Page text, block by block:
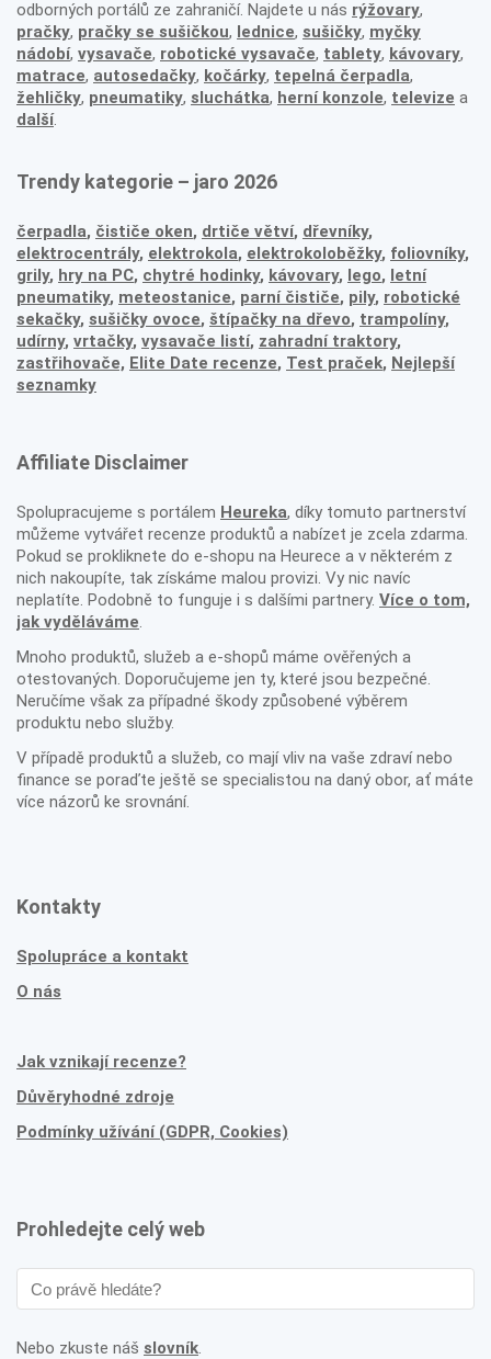
odborných portálů ze zahraničí. Najdete u nás rýžovary,
pračky, pračky se sušičkou, lednice, sušičky, myčky
nádobí, vysavače, robotické vysavače, tablety, kávovary,
matrace, autosedačky, kočárky, tepelná čerpadla,
žehličky, pneumatiky, sluchátka, herní konzole, televize a
další.
Trendy kategorie – jaro 2026
čerpadla, čističe oken, drtiče větví, dřevníky,
elektrocentrály, elektrokola, elektrokoloběžky, foliovníky,
grily, hry na PC, chytré hodinky, kávovary, lego, letní
pneumatiky, meteostanice, parní čističe, pily, robotické
sekačky, sušičky ovoce, štípačky na dřevo, trampolíny,
udírny, vrtačky, vysavače listí, zahradní traktory,
zastřihovače, Elite Date recenze, Test praček, Nejlepší
seznamky
Affiliate Disclaimer
Spolupracujeme s portálem Heureka, díky tomuto partnerství
můžeme vytvářet recenze produktů a nabízet je zcela zdarma.
Pokud se prokliknete do e-shopu na Heurece a v některém z
nich nakoupíte, tak získáme malou provizi. Vy nic navíc
neplatíte. Podobně to funguje i s dalšími partnery. Více o tom,
jak vyděláváme.
Mnoho produktů, služeb a e-shopů máme ověřených a
otestovaných. Doporučujeme jen ty, které jsou bezpečné.
Neručíme však za případné škody způsobené výběrem
produktu nebo služby.
V případě produktů a služeb, co mají vliv na vaše zdraví nebo
finance se poraďte ještě se specialistou na daný obor, ať máte
více názorů ke srovnání.
Kontakty
Spolupráce a kontakt
O nás
Jak vznikají recenze?
Důvěryhodné zdroje
Podmínky užívání (GDPR, Cookies)
Prohledejte celý web
Nebo zkuste náš slovník.